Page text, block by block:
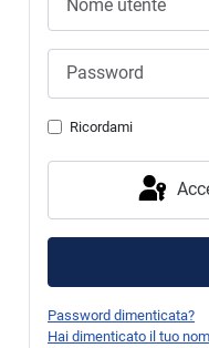
Ricordami
Password dimenticata?
Hai dimenticato il tuo